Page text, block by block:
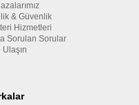
& Güvenlik
Hizmetleri
Sorulan Sorular
Ulaşın